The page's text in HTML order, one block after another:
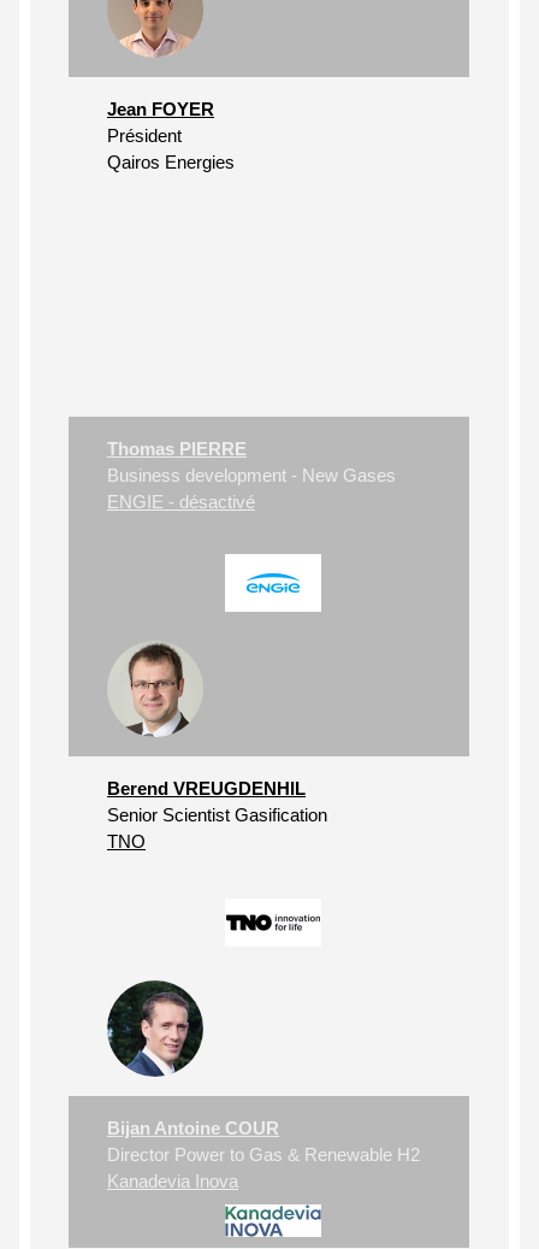
Jean FOYER
Président
Qairos Energies
Thomas PIERRE
Business development - New Gases
ENGIE - désactivé
Berend VREUGDENHIL
Senior Scientist Gasification
TNO
Bijan Antoine COUR
Director Power to Gas & Renewable H2
Kanadevia Inova